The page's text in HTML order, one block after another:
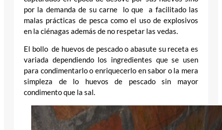
por la demanda de su carne lo que a facilitado las
malas prácticas de pesca como el uso de explosivos
en la ciénagas además de no respetar las vedas.
El bollo de huevos de pescado o abasute su receta es
variada dependiendo los ingredientes que se usen
para condimentarlo o enriquecerlo en sabor o la mera
simpleza de lo huevos de pescado sin mayor
condimento que la sal.